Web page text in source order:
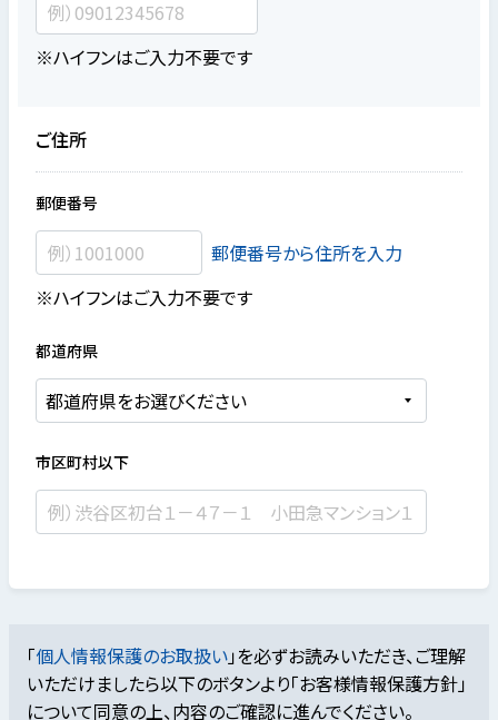
※ハイフンはご入力不要です
ご住所
郵便番号
郵便番号から住所を入力
※ハイフンはご入力不要です
都道府県
市区町村以下
「個人情報保護のお取扱い」を必ずお読みいただき、ご理解
いただけましたら以下のボタンより「お客様情報保護方針」
について同意の上、内容のご確認に進んでください。